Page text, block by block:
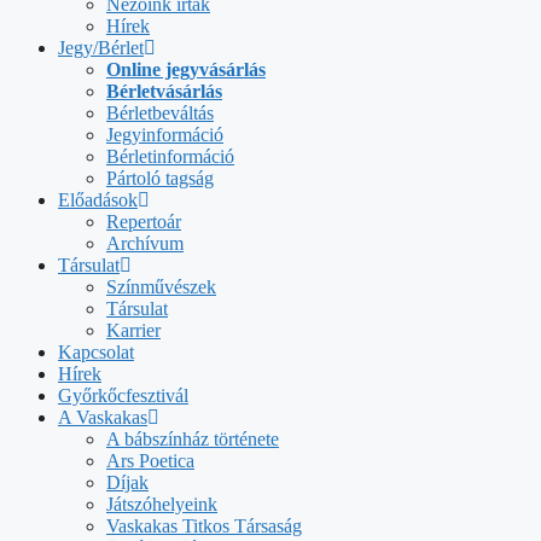
Nézőink írták
Hírek
Jegy/Bérlet
Online jegyvásárlás
Bérletvásárlás
Bérletbeváltás
Jegyinformáció
Bérletinformáció
Pártoló tagság
Előadások
Repertoár
Archívum
Társulat
Színművészek
Társulat
Karrier
Kapcsolat
Hírek
Győrkőcfesztivál
A Vaskakas
A bábszínház története
Ars Poetica
Díjak
Játszóhelyeink
Vaskakas Titkos Társaság